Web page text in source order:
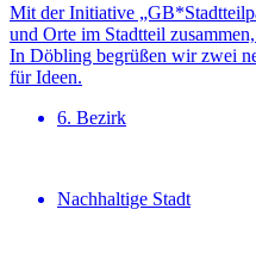
Mit der Initiative
und Orte im Stadtteil
In Döbling begrüßen wir zwei
für Ideen.
6. Bezirk
Nachhaltige Stadt